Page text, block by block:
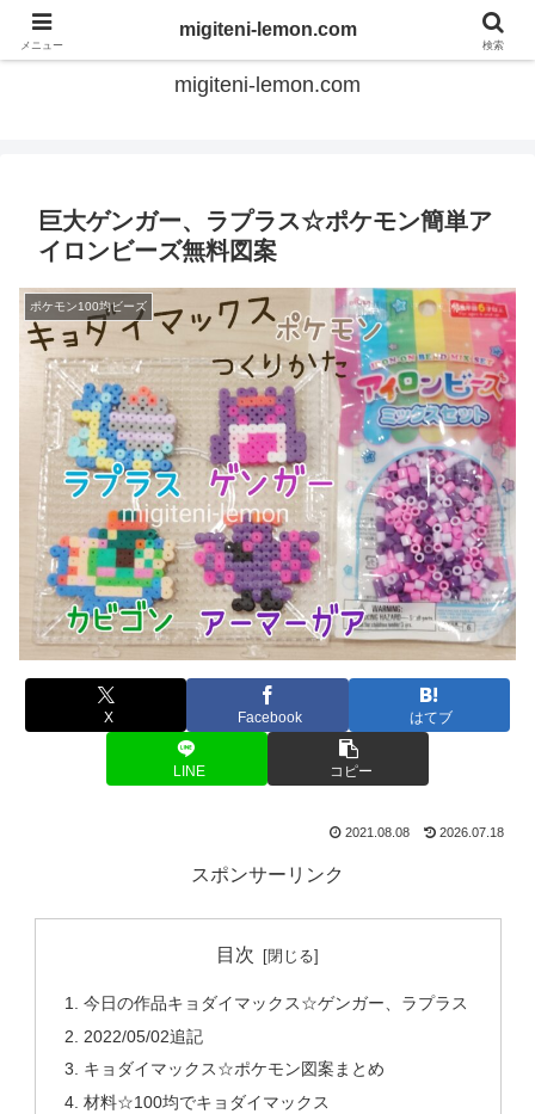
てのひらアイロンビーズ
migiteni-lemon.com
巨大ゲンガー、ラプラス☆ポケモン簡単ア
イロンビーズ無料図案
ポケモン100均ビーズ
X Facebook はてブ
LINE コピー
2021.08.08 2026.07.18
スポンサーリンク
目次
今日の作品キョダイマックス☆ゲンガー、ラプラス
2022/05/02追記
キョダイマックス☆ポケモン図案まとめ
材料☆100均でキョダイマックス
メニュー
migiteni-lemon.com
検索